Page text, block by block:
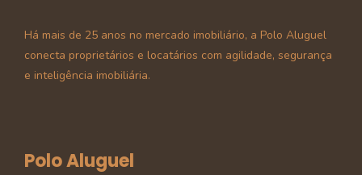
Há mais de 25 anos no mercado imobiliário, a Polo Aluguel
conecta proprietários e locatários com agilidade, segurança
e inteligência imobiliária.
Polo Aluguel